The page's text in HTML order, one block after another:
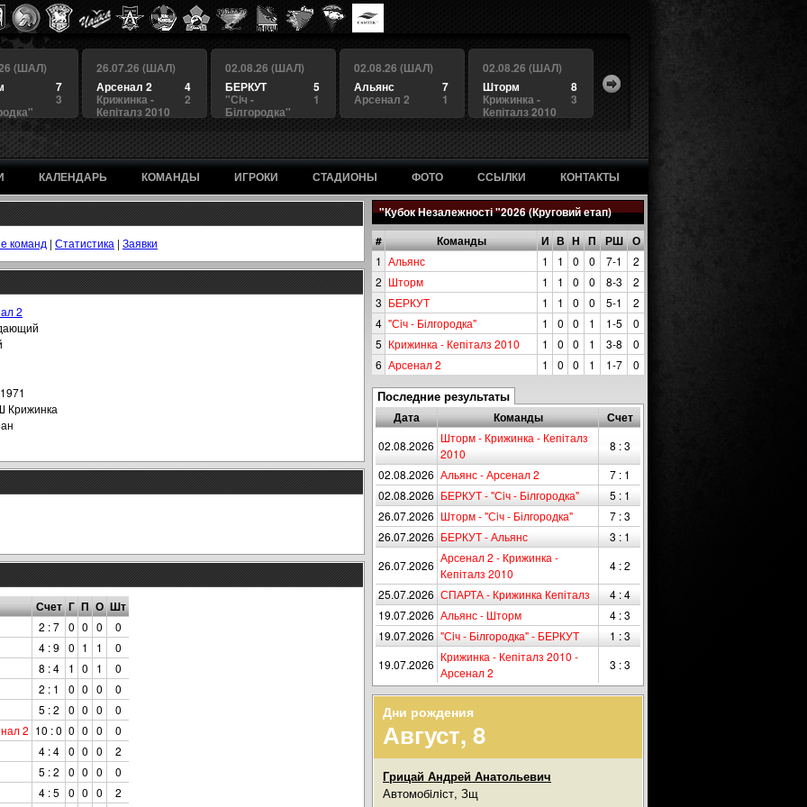
(ШАЛ)
7
3
26.07.26 (ШАЛ)
4
Арсенал 2
2
Крижинка -
Кепіталз 2010
02.08.26 (ШАЛ)
5
БЕРКУТ
1
"Сiч -
Білгородка"
02.08.26 (ШАЛ)
7
Альянс
1
Арсенал 2
02.08.26 (ШАЛ)
8
Шторм
3
Крижинка -
Кепіталз 2010
КАЛЕНДАРЬ КОМАНДЫ ИГРОКИ СТАДИОНЫ ФОТО ССЫЛКИ КОНТАКТЫ
"Кубок Незалежності "2026 (Круговий етап)
# Команды И В Н П РШ О
1 Альянс 1 1 0 0 7-1
2
2 Шторм 1 1 0 0 8-3
2
3 БЕРКУТ 1 1 0 0 5-1
2
4 "Сiч - Білгородка" 1 0 0 1 1-5
0
5 Крижинка - Кепіталз 2010 1 0 0 1 3-8
0
6 Арсенал 2 1 0 0 1 1-7 0
Последние результаты
Дата Команды Счет
02.08.2026
Шторм - Крижинка - Кепіталз
2010
8 : 3
02.08.2026 Альянс - Арсенал 2
7 : 1
02.08.2026 БЕРКУТ - "Сiч - Білгородка"
5 : 1
26.07.2026 Шторм - "Сiч - Білгородка"
7 : 3
26.07.2026 БЕРКУТ - Альянс
3 : 1
26.07.2026
Арсенал 2 - Крижинка -
Кепіталз 2010
4 : 2
25.07.2026 СПАРТА - Крижинка Кепіталз
4 : 4
19.07.2026 Альянс - Шторм
4 : 3
19.07.2026 "Сiч - Білгородка" - БЕРКУТ
1 : 3
19.07.2026
Крижинка - Кепіталз 2010 -
Арсенал 2
3 : 3
Дни рождения
Август, 8
Грицай Андрей Анатольевич
Автомобiлiст, Зщ
команд | Статистика | Заявки
2
Счет Г П О Шт
2 : 7 0 0 0
0
4 : 9 0 1 1
0
8 : 4 1 0 1
0
2 : 1 0 0 0
0
5 : 2 0 0 0
0
2 10 : 0 0 0 0
0
4 : 4 0 0 0
2
5 : 2 0 0 0
0
4 : 5 0 0 0
2